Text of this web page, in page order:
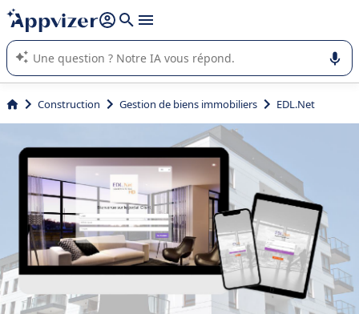
répondre (plusieurs lignes avec
L'IA de Appvizer vous guide dans l'utilisation ou la sélection de
logiciel SaaS en entreprise.
Construction Gestion de biens immobiliers EDL.Net